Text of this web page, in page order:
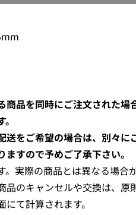
O
.
商品を同時にご注文された
送をご希望の場合は、別々
すので予めご了承下さい。
。実際の商品とは異なる場合
品のキャンセルや交換は、原
にて計算されます。